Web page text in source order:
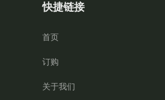
快捷链接
首页
订购
关于我们